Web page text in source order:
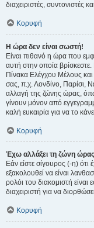
διαχειριστές,
Κορυφή
Η ώρα δεν είναι σωστή!
Είναι πιθανό η ώρα που
αυτή στην οποία βρίσκεστε.
Πίνακα Ελέγχου Μέλους και
σας, π.χ. Λονδίνο, Παρίσι,
αλλαγή της ζώνης ώρας,
γίνουν μόνον από
καλή ευκαιρία για να το
Κορυφή
Έχω αλλάξει τη ζώνη ώρας
Εάν είστε σίγουρος (-η)
εξακολουθεί να είναι
ρολόι του διακομιστή
διαχειριστή για να
Κορυφή